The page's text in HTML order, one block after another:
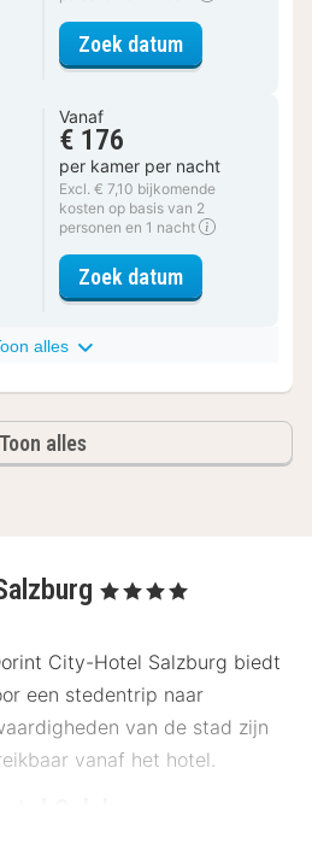
Zoek datumvoor Superior
Vanaf
€ 176
per kamer per nacht
Excl. € 7,10 bijkomende
kosten op basis van 2
personen en 1 nacht
Zoek datumvoor Superior
alles
Toon alles
, 4 Sterren
City-Hotel Salzburg biedt
een stedentrip naar
van de stad zijn
vanaf het hotel.
Salzburg